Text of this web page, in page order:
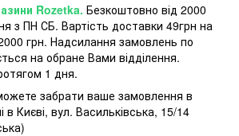
Rozetka. Безкоштовно від 2000
з ПН СБ. Вартість доставки 49грн на
грн. Надсилання замовлень по
на обране Вами відділення.
1 дня.
забрати ваше замовлення в
в Києві, вул. Васильківська, 15/14